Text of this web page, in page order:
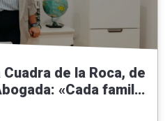
de la Roca, de
«Cada familia
jurídica a medida»